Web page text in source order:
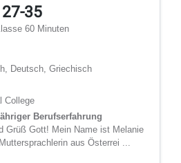
35
60 Minuten
Deutsch, Griechisch
College
Berufserfahrung
Grüß Gott! Mein Name ist Melanie
aus Österrei ...